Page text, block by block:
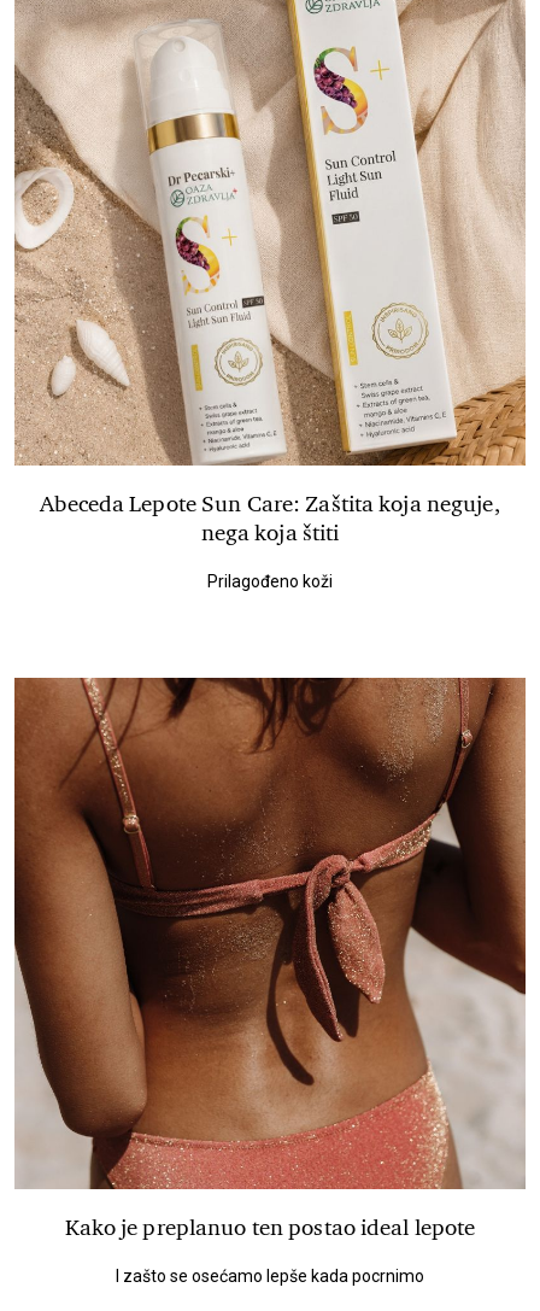
Abeceda Lepote Sun Care: Zaštita koja neguje,
nega koja štiti
Prilagođeno koži
Kako je preplanuo ten postao ideal lepote
I zašto se osećamo lepše kada pocrnimo